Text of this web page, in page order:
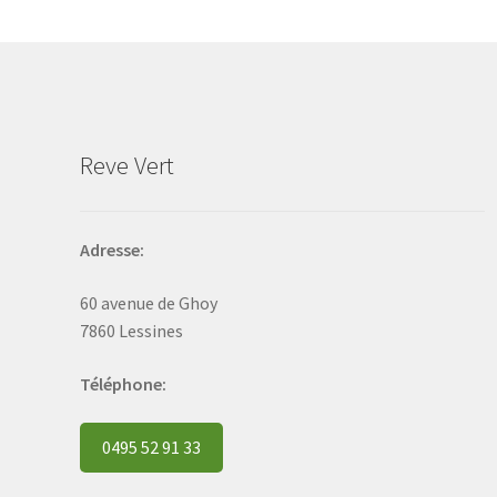
Reve Vert
Adresse:
60 avenue de Ghoy
7860 Lessines
Téléphone:
0495 52 91 33